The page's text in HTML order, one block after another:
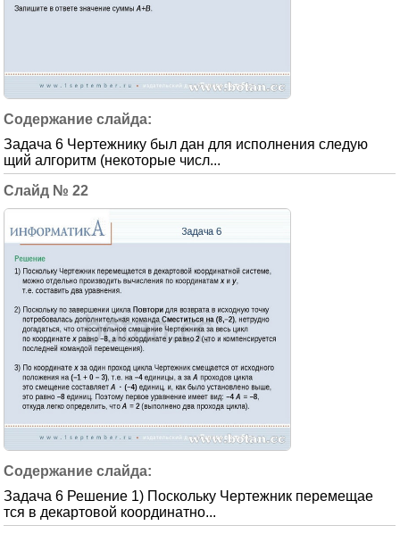
Задача 6 Чертежнику был дан для исполнения следую
щий алгоритм (некоторые числ...
22
Задача 6 Решение 1) Поскольку Чертежник перемещае
тся в декартовой координатно...